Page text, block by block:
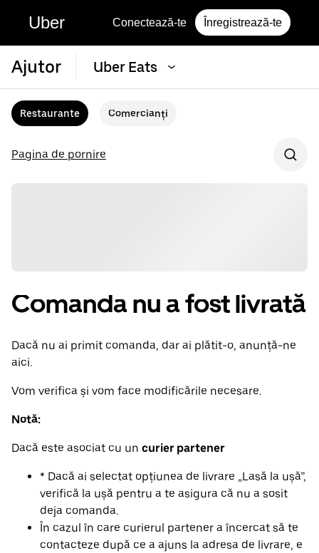
Uber Conectează-te Înregistrează-te
Ajutor Uber Eats
Restaurante Comercianți
Pagina de pornire
Comanda nu a fost livrată
Dacă nu ai primit comanda, dar ai plătit-o, anunță-ne
aici.
Vom verifica și vom face modificările necesare.
Notă:
Dacă este asociat cu un curier partener
* Dacă ai selectat opțiunea de livrare „Lasă la ușă”,
verifică la ușă pentru a te asigura că nu a sosit
deja comanda.
În cazul în care curierul partener a încercat să te
contacteze după ce a ajuns la adresa de livrare, e